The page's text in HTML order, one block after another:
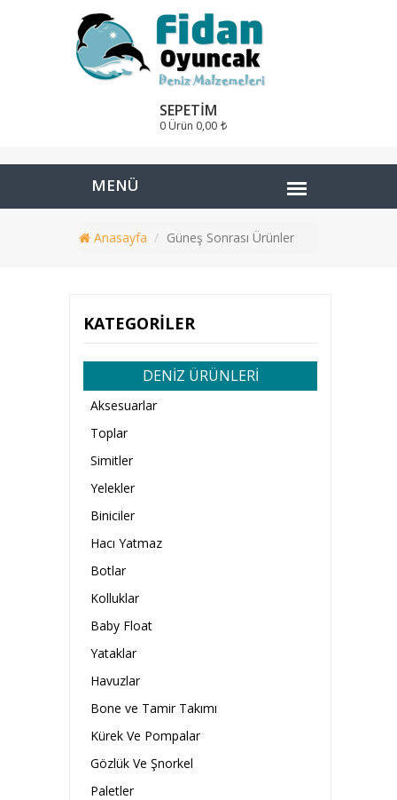
SEPETIM
0 Ürün 0,00
Anasayfa Güneş Sonrası Ürünler
KATEGORILER
DENİZ ÜRÜNLERİ
Aksesuarlar
Toplar
Simitler
Yelekler
Biniciler
Hacı Yatmaz
Botlar
Kolluklar
Baby Float
Yataklar
Havuzlar
Bone ve Tamir Takımı
Kürek Ve Pompalar
Gözlük Ve Şnorkel
Paletler